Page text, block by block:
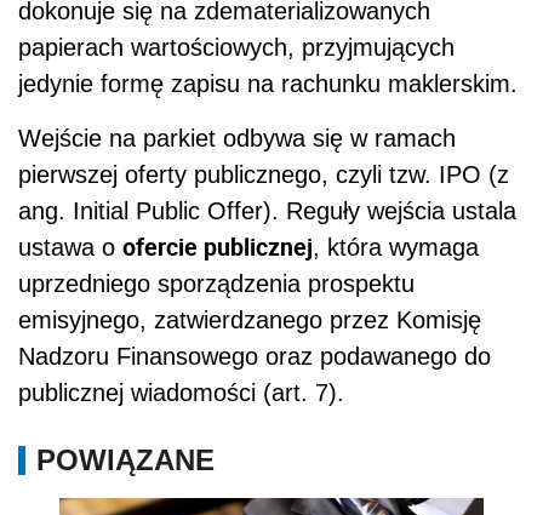
dokonuje się na zdematerializowanych
papierach wartościowych, przyjmujących
jedynie formę zapisu na rachunku maklerskim.
Wejście na parkiet odbywa się w ramach
pierwszej oferty publicznego, czyli tzw. IPO (z
ang. Initial Public Offer). Reguły wejścia ustala
ustawa o ofercie publicznej, która wymaga
uprzedniego sporządzenia prospektu
emisyjnego, zatwierdzanego przez Komisję
Nadzoru Finansowego oraz podawanego do
publicznej wiadomości (art. 7).
POWIĄZANE